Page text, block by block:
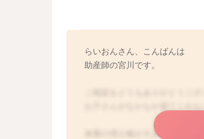
らいおんさん、こんばんは
助産師の宮川です。
体重の増え幅が大きめなよう